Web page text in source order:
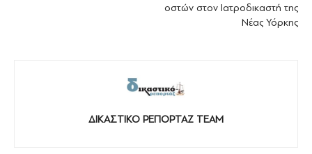
οστών στον Ιατροδικαστή της
Νέας Υόρκης
ΔΙΚΑΣΤΙΚΟ ΡΕΠΟΡΤΑΖ TEAM